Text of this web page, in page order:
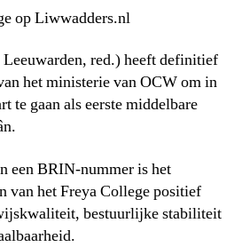
op Liwwadders.nl
red.) heeft definitief
het ministerie van OCW om in
te gaan als eerste middelbare
een BRIN-nummer is het
van het Freya College positief
bestuurlijke stabiliteit